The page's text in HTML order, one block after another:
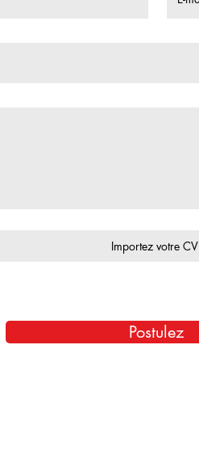
Importez votre CV
Postulez